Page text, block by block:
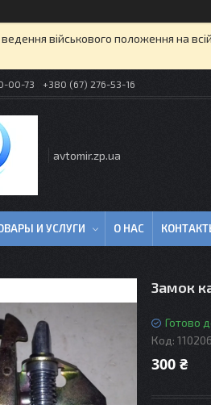
військового положення на
00-73 +380 (67) 276-53-16
avtomir.zp.ua
И УСЛУГИ О НАС
Замок
Готово
Код:
300 ₴